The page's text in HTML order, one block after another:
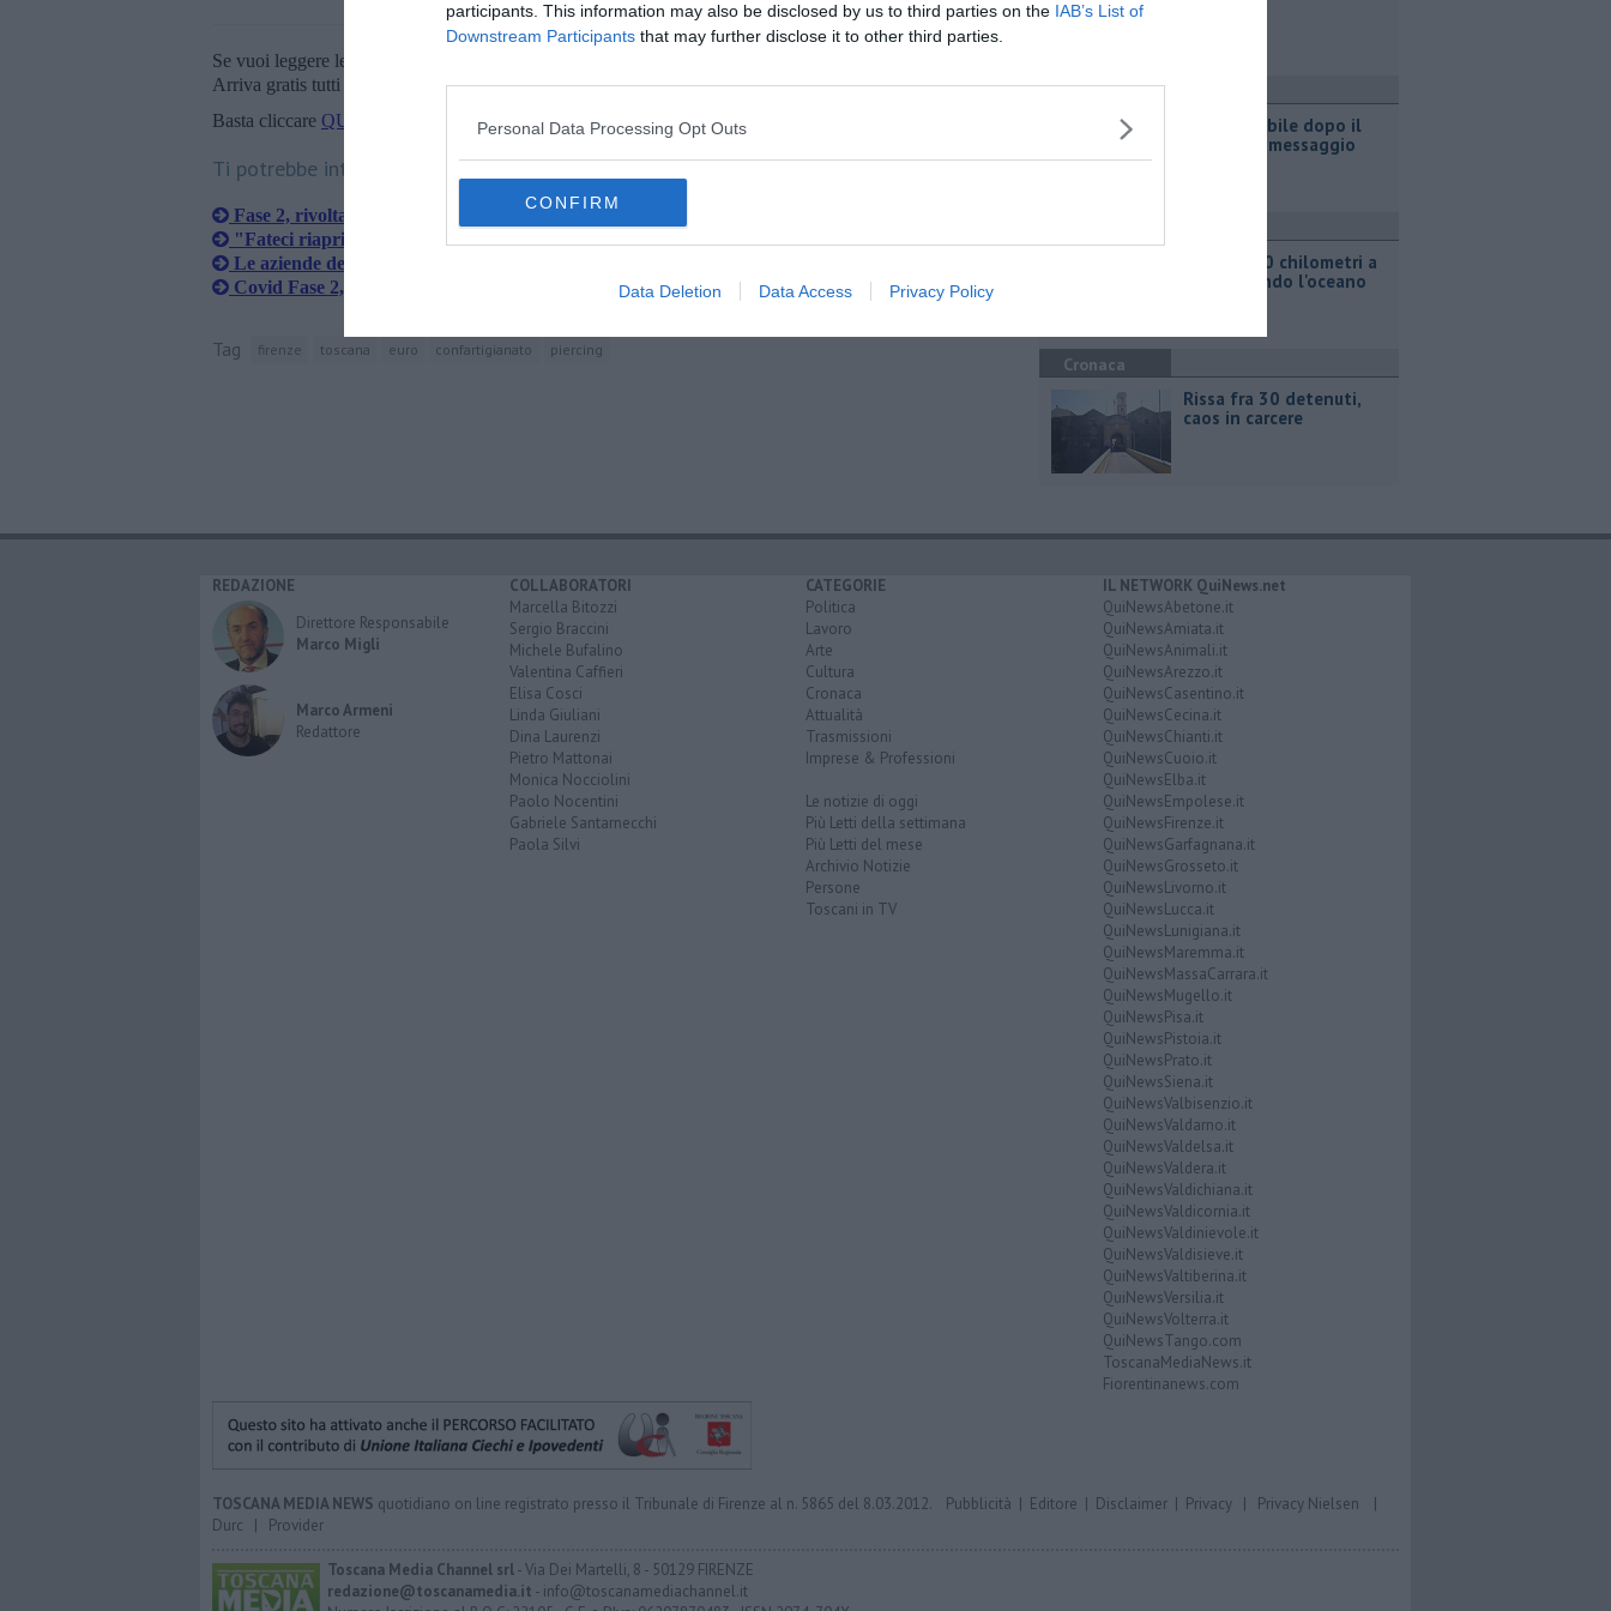
participants. This information may also be disclosed by us to third parties on the IAB’s List of
Downstream Participants that may further disclose it to other third parties.
Personal Data Processing Opt Outs
CONFIRM
Data Deletion Data Access Privacy Policy
Se vuoi leggere le notizie principali della Toscana iscriviti alla
Arriva gratis tutti i giorni alle 20:00 direttamente nella tua casella di posta.
Basta cliccare QUI
Ti potrebbe interessare anche:
Fase 2, rivolta di commercio e pubblici esercizi
"Fateci riaprire, i cani non ce la fanno più"
Le aziende dell'export possono ripartire subito
Covid Fase 2, ripartenza con i piedi di piombo
Tag firenze toscana euro confartigianato piercing
Cronaca
Casa inagibile dopo il
rogo nel rimessaggio
Oltre 5000 chilometri a
remi sfidando l'oceano
Cronaca
Rissa fra 30 detenuti,
caos in carcere
REDAZIONE
Direttore Responsabile
Marco Migli
Marco Armeni
Redattore
COLLABORATORI
Marcella Bitozzi
Sergio Braccini
Michele Bufalino
Valentina Caffieri
Elisa Cosci
Linda Giuliani
Dina Laurenzi
Pietro Mattonai
Monica Nocciolini
Paolo Nocentini
Gabriele Santarnecchi
Paola Silvi
CATEGORIE
Politica
Lavoro
Arte
Cultura
Cronaca
Attualità
Trasmissioni
Imprese & Professioni
Le notizie di oggi
Più Letti della settimana
Più Letti del mese
Archivio Notizie
Persone
Toscani in TV
IL NETWORK QuiNews.net
QuiNewsAbetone.it
QuiNewsAmiata.it
QuiNewsAnimali.it
QuiNewsArezzo.it
QuiNewsCasentino.it
QuiNewsCecina.it
QuiNewsChianti.it
QuiNewsCuoio.it
QuiNewsElba.it
QuiNewsEmpolese.it
QuiNewsFirenze.it
QuiNewsGarfagnana.it
QuiNewsGrosseto.it
QuiNewsLivorno.it
QuiNewsLucca.it
QuiNewsLunigiana.it
QuiNewsMaremma.it
QuiNewsMassaCarrara.it
QuiNewsMugello.it
QuiNewsPisa.it
QuiNewsPistoia.it
QuiNewsPrato.it
QuiNewsSiena.it
QuiNewsValbisenzio.it
QuiNewsValdarno.it
QuiNewsValdelsa.it
QuiNewsValdera.it
QuiNewsValdichiana.it
QuiNewsValdicornia.it
QuiNewsValdinievole.it
QuiNewsValdisieve.it
QuiNewsValtiberina.it
QuiNewsVersilia.it
QuiNewsVolterra.it
QuiNewsTango.com
ToscanaMediaNews.it
Fiorentinanews.com
TOSCANA MEDIA NEWS quotidiano on line registrato presso il Tribunale di Firenze al n. 5865 del 8.03.2012. Pubblicità | Editore | Disclaimer | Privacy | Privacy Nielsen |
Durc | Provider
Toscana Media Channel srl- Via Dei Martelli, 8 - 50129 FIRENZE
redazione@toscanamedia.it - info@toscanamediachannel.it